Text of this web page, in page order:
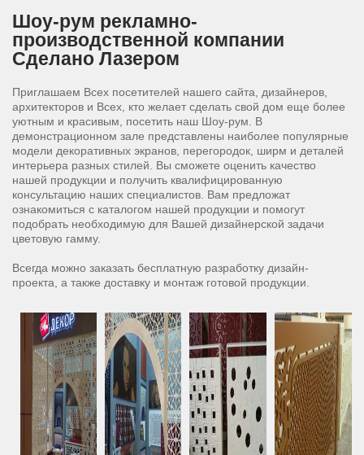
Шоу-рум рекламно-
производственной компании
Сделано Лазером
Приглашаем Всех посетителей нашего сайта, дизайнеров,
архитекторов и Всех, кто желает сделать свой дом еще более
уютным и красивым, посетить наш Шоу-рум. В
демонстрационном зале представлены наиболее популярные
модели декоративных экранов, перегородок, ширм и деталей
интерьера разных стилей. Вы сможете оценить качество
нашей продукции и получить квалифицированную
консультацию наших специалистов. Вам предложат
ознакомиться с каталогом нашей продукции и помогут
подобрать необходимую для Вашей дизайнерской задачи
цветовую гамму.
Всегда можно заказать бесплатную разработку дизайн-
проекта, а также доставку и монтаж готовой продукции.